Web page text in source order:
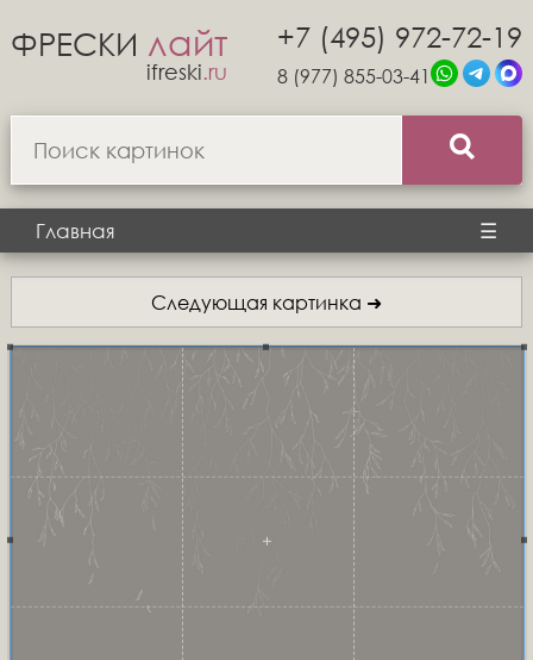
ФРЕСКИ лайт
ifreski.ru
+7 (495) 972-72-19
8 (977) 855-03-41
Главная ☰
Следующая картинка ➜